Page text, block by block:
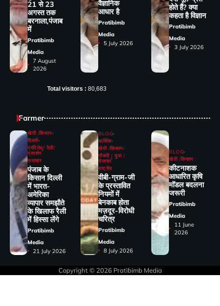
21 से 23
अगस्त तक
बरनाला,पंजाब
में
Pratibimb
Media
7 August
2026
वैज्ञानिक
आधार है
Pratibimb
Media
5 July 2026
होते हैं? क्या
कहता है विज्ञान
Pratibimb
Media
3 July 2026
Total visitors : 80,683
Farmer
खेती /किसान
दिल्ली
प्रतिरोध/ रैली/
प्रदर्शन
समाचार
पंजाब के
किसान दिल्ली
में भारत-
अमेरिका
व्यापार समझौते
के खिलाफ रैली
में हिस्सा लेंगे
Pratibimb
Media
21 July 2026
BLOG
आर्थिक
खेती /किसान
नौकरी / युवा /
रोजगार
राष्ट्रीय
वीबी-ग्राम-जी
के प्रस्तावित
नियमों में
बेनकाब होता
मज़दूर-विरोधी
चरित्र
Pratibimb
Media
8 July 2026
BLOG
खेती /किसान
कीटनाशक
आधारित कृषि
मॉडल बदलना
जरूरी
Pratibimb
Media
11 June
2026
Copyright © 2026 Pratibimb Media